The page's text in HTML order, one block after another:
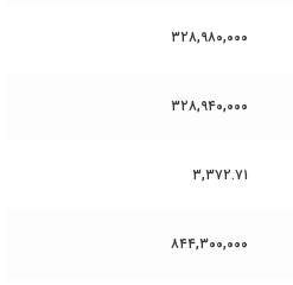
۳۲۸,۹۸۰,۰۰۰
۳۲۸,۹۴۰,۰۰۰
۳,۳۷۲.۷۱
۸۴۴,۳۰۰,۰۰۰